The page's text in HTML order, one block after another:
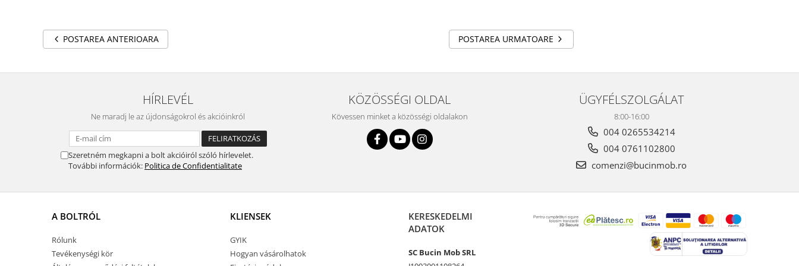
POSTAREA URMATOARE
POSTAREA ANTERIOARA
HÍRLEVÉL
Ne maradj le az újdonságokrol és akcióinkról
Szeretném megkapni a bolt akcióiról szóló hírlevelet.
További információk: Politica de Confidentialitate
KÖZÖSSÉGI OLDAL
Kövessen minket a közösségi oldalakon
ÜGYFÉLSZOLGÁLAT
8:00-16:00
004 0265534214
004 0761102800
comenzi@bucinmob.ro
A BOLTRÓL
Rólunk
Tevékenységi kör
KLIENSEK
GYIK
Hogyan vásárolhatok
KERESKEDELMI
ADATOK
SC Bucin Mob SRL